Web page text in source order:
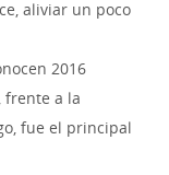
aliviar un poco
2016
frente a la
fue el principal